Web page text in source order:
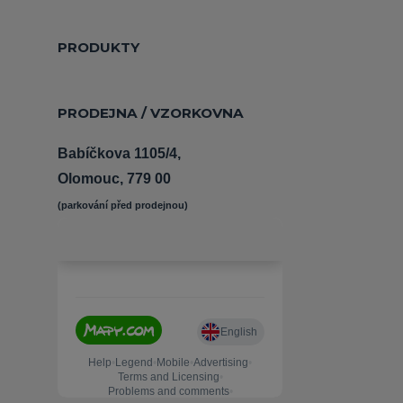
PRODUKTY
PRODEJNA / VZORKOVNA
Babíčkova 1105/4,
Olomouc, 779 00
(parkování před prodejnou)